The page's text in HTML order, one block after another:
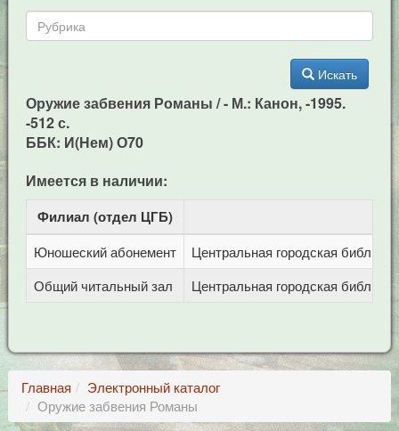
Искать
Оружие забвения Романы / - М.: Канон, -1995.
-512 с.
ББК: И(Нем) О70
Имеется в наличии:
Филиал (отдел ЦГБ)
Юношеский абонемент
Центральная городская
Общий читальный зал
Центральная городская
Главная
Электронный каталог
Оружие забвения Романы